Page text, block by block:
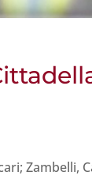
Zambelli,